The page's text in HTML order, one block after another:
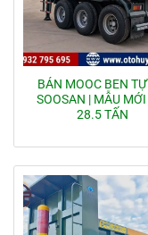
BÁN MOOC BEN
SOOSAN | MẪU
28.5 TẤN